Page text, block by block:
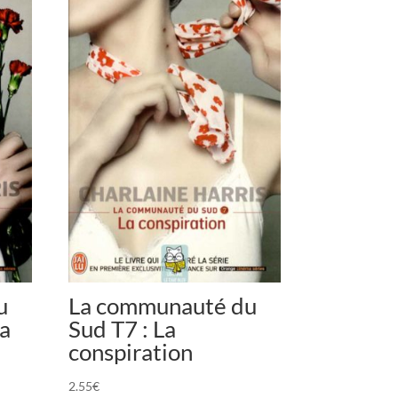
La communauté du
Sud T7 : La
conspiration
2.55€